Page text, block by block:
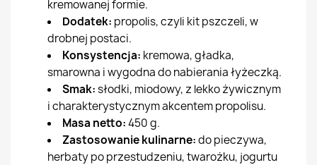
kremowanej formie.
Dodatek: propolis, czyli kit pszczeli, w
drobnej postaci.
Konsystencja: kremowa, gładka,
smarowna i wygodna do nabierania łyżeczką.
Smak:słodki, miodowy, z lekko żywicznym
i charakterystycznym akcentem propolisu.
Masa netto:450 g.
Zastosowanie kulinarne:do pieczywa,
herbaty po przestudzeniu, twarożku, jogurtu